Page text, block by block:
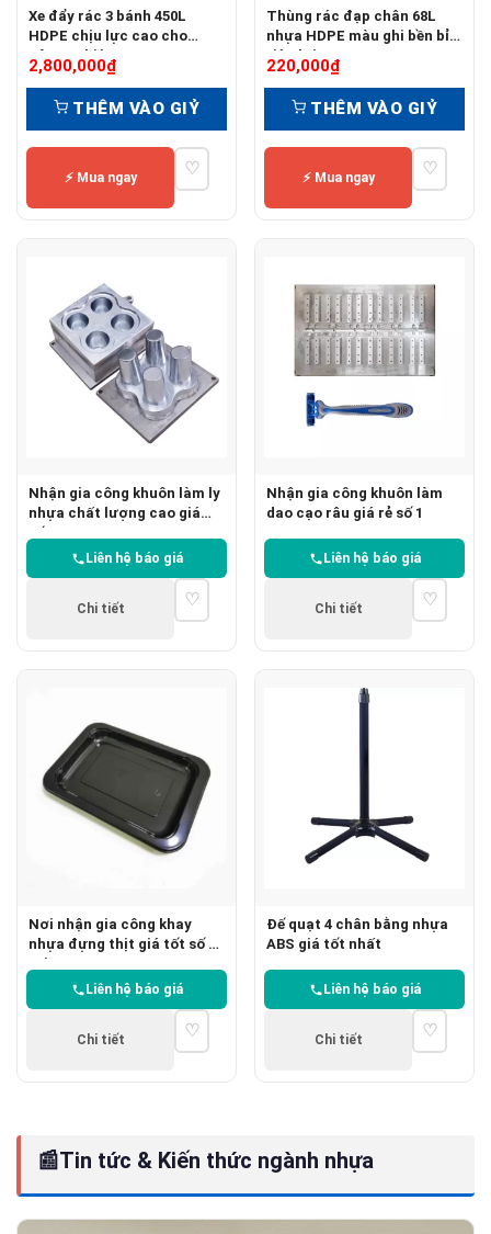
Xe đẩy rác 3 bánh 450L
HDPE chịu lực cao cho
công nghiệp
2,800,000₫
THÊM VÀO GIỶ
⚡ Mua ngay ♡
Thùng rác đạp chân 68L
nhựa HDPE màu ghi bền bỉ
tiện lợi
220,000₫
THÊM VÀO GIỶ
⚡ Mua ngay ♡
Nhận gia công khuôn làm ly
nhựa chất lượng cao giá
tốt
Liên hệ báo giá
Chi tiết ♡
Nhận gia công khuôn làm
dao cạo râu giá rẻ số 1
Liên hệ báo giá
Chi tiết ♡
Nơi nhận gia công khay
nhựa đựng thịt giá tốt số 1
tại HCM
Liên hệ báo giá
Chi tiết ♡
Đế quạt 4 chân bằng nhựa
ABS giá tốt nhất
Liên hệ báo giá
Chi tiết ♡
📰Tin tức & Kiến thức ngành nhựa